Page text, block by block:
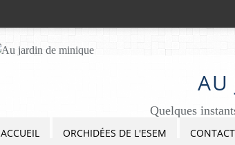
AU
Quelques
ACCUEIL ORCHIDÉES DE L'ESEM CONTACT